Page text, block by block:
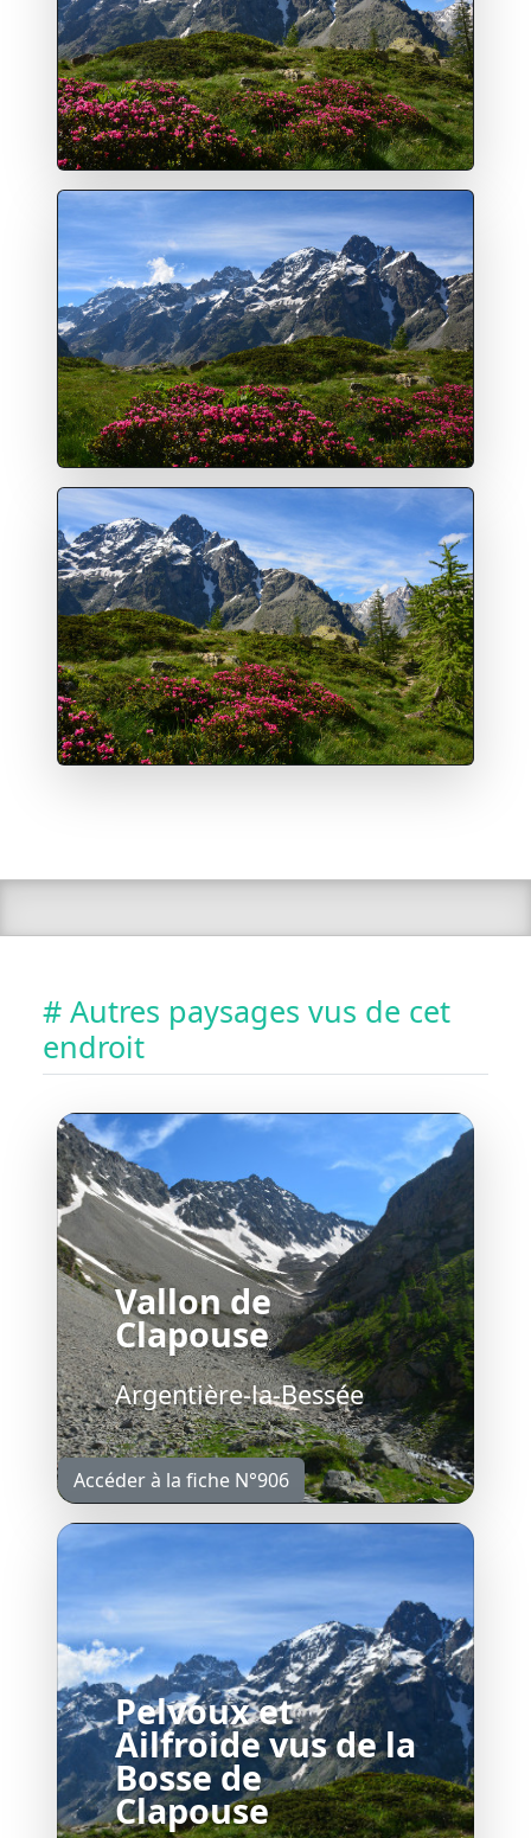
# Autres paysages vus de cet
endroit
Vallon de
Clapouse
Argentière-la-Bessée
Accéder à la fiche N°906
Pelvoux et
Ailfroide vus de la
Bosse de
Clapouse